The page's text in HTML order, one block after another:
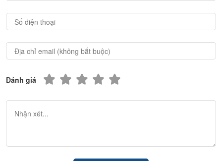
Đánh giá